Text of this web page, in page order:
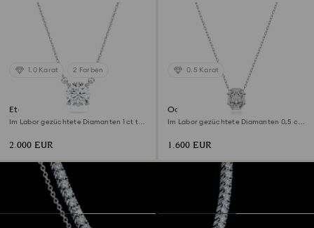
1.0 Karat 2 Farben
Eternity Solitär-Anhänger
Im Labor gezüchtete Diamanten 1 ct tw,
2.000 EUR
0.5 Karat
Octagon Anhänger
Im Labor gezüchtete Diamanten 0,5 ct
1.600 EUR